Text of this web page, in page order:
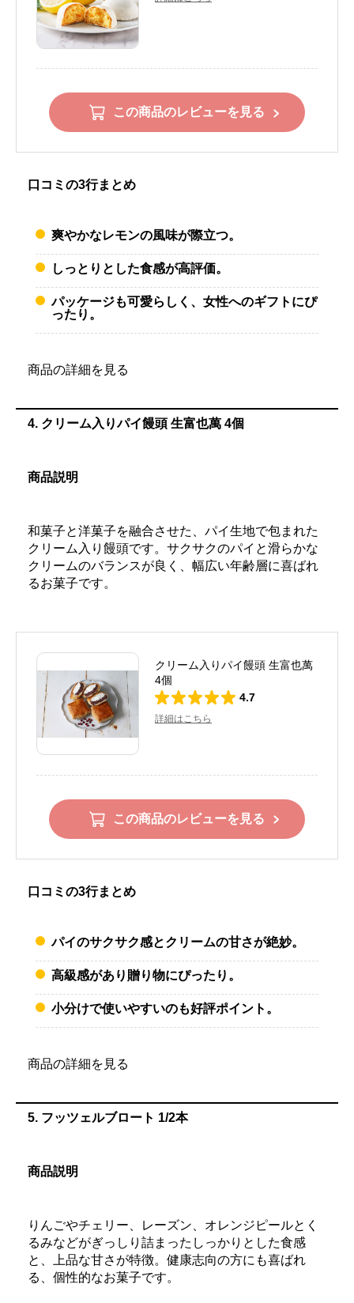
この商品のレビューを見る
口コミの3行まとめ
爽やかなレモンの風味が際立つ。
しっとりとした食感が高評価。
パッケージも可愛らしく、女性へのギフトにぴ
ったり。
商品の詳細を見る
4. クリーム入りパイ饅頭 生富也萬 4個
商品説明
和菓子と洋菓子を融合させた、パイ生地で包まれた
クリーム入り饅頭です。サクサクのパイと滑らかな
クリームのバランスが良く、幅広い年齢層に喜ばれ
るお菓子です。
クリーム入りパイ饅頭 生富也萬
4個
4.7
詳細はこちら
この商品のレビューを見る
口コミの3行まとめ
パイのサクサク感とクリームの甘さが絶妙。
高級感があり贈り物にぴったり。
小分けで使いやすいのも好評ポイント。
商品の詳細を見る
5. フッツェルブロート 1/2本
商品説明
りんごやチェリー、レーズン、オレンジピールとく
るみなどがぎっしり詰まったしっかりとした食感
と、上品な甘さが特徴。健康志向の方にも喜ばれ
る、個性的なお菓子です。